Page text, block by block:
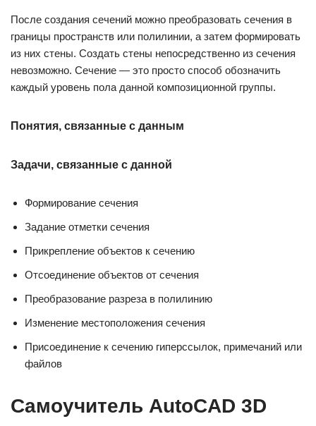
После создания сечений можно преобразовать сечения в
границы пространств или полилинии, а затем формировать
из них стены. Создать стены непосредственно из сечения
невозможно. Сечение — это просто способ обозначить
каждый уровень пола данной композиционной группы.
Понятия, связанные с данным
Задачи, связанные с данной
Формирование сечения
Задание отметки сечения
Прикрепление объектов к сечению
Отсоединение объектов от сечения
Преобразование разреза в полилинию
Изменение местоположения сечения
Присоединение к сечению гиперссылок, примечаний или
файлов
Самоучитель AutoCAD 3D